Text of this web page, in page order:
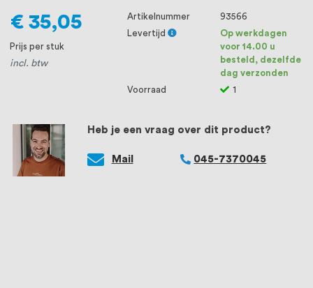
Heb je een vraag over dit product?
Mail 045-7370045
€ 35,05
Prijs per stuk
incl. btw
Artikelnummer
93566
Levertijd
Op werkdagen
voor 14.00 u
besteld, dezelfde
dag verzonden
Voorraad
1